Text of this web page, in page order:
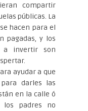
compartir
públicas. La
hacen para el
pagadas, y los
a invertir son
ayudar a que
darles las
en la calle ó
los padres no